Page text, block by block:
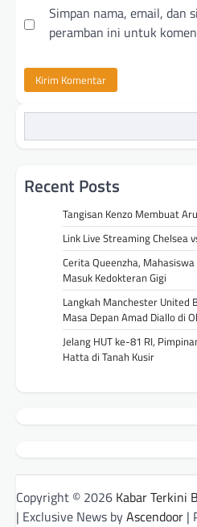
Simpan nama, email, dan
peramban ini untuk
Recent Posts
Tangisan Kenzo Membuat
Link Live Streaming Chelsea
Cerita Queenzha,
Masuk Kedokteran Gigi
Langkah Manchester United
Masa Depan Amad Diallo di
Jelang HUT ke-81 RI,
Hatta di Tanah Kusir
Copyright © 2026 Kabar Terkini
| Exclusive News byAscendoor |